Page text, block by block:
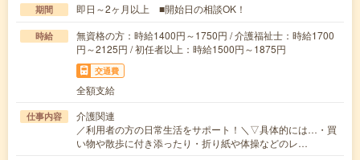
期間 即日～2ヶ月以上 ■開始日の相談OK！
時給
無資格の方：時給1400円～1750円 / 介護福祉士：時給1700
円～2125円 / 初任者以上：時給1500円～1875円
交通費
全額支給
仕事内容
介護関連
／利用者の方の日常生活をサポート！＼▽具体的には…・買
い物や散歩に付き添ったり・折り紙や体操などのレ…